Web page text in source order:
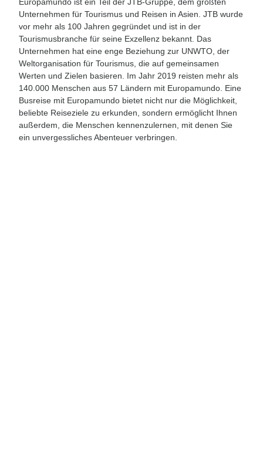
Unternehmen für Tourismus und Reisen in Asien. JTB wurde
vor mehr als 100 Jahren gegründet und ist in der
Tourismusbranche für seine Exzellenz bekannt. Das
Unternehmen hat eine enge Beziehung zur UNWTO, der
Weltorganisation für Tourismus, die auf gemeinsamen
Werten und Zielen basieren. Im Jahr 2019 reisten mehr als
140.000 Menschen aus 57 Ländern mit Europamundo. Eine
Busreise mit Europamundo bietet nicht nur die Möglichkeit,
beliebte Reiseziele zu erkunden, sondern ermöglicht Ihnen
außerdem, die Menschen kennenzulernen, mit denen Sie
ein unvergessliches Abenteuer verbringen.